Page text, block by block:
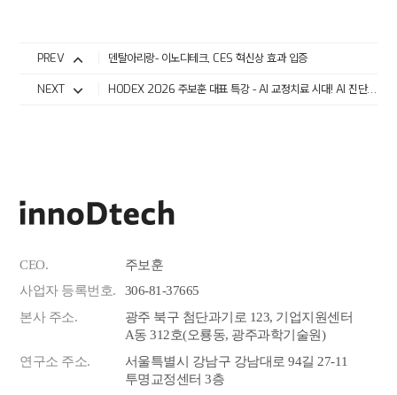
PREV 덴탈아리랑- 이노디테크, CES 혁신상 효과 입증
NEXT HODEX 2026 주보훈 대표 특강 - AI 교정치료 시대! AI 진단결정지원 시스템을 적용한 투명교정치료
CEO.
주보훈
사업자 등록번호.
306-81-37665
본사 주소.
광주 북구 첨단과기로 123, 기업지원센터
A동 312호(오룡동, 광주과학기술원)
연구소 주소.
서울특별시 강남구 강남대로 94길 27-11
투명교정센터 3층